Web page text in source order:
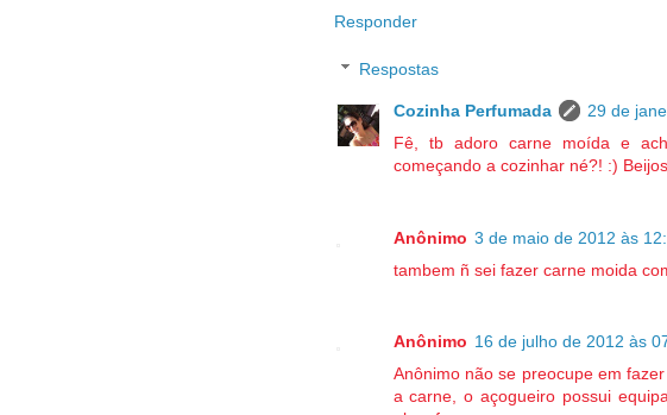
Responder
Respostas
Cozinha Perfumada
29 de
Fê, tb adoro carne moída e
começando a cozinhar né?! :)
Anônimo 3 de maio de 2012 às
tambem ñ sei fazer carne moida
Anônimo 16 de julho de 2012 às
Anônimo não se preocupe em
a carne, o açogueiro possui